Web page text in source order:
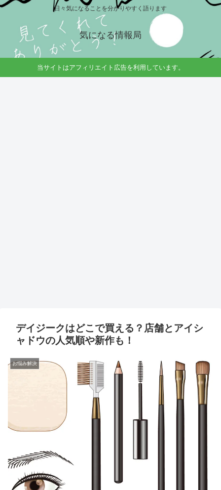
日々気になることを分かりやすく語ります
気になる情報局
当サイトはアフィリエイト広告を利用しています。
デイジークはどこで買える？店舗とアイシ
ャドウの人気順や新作も！
お悩み解決